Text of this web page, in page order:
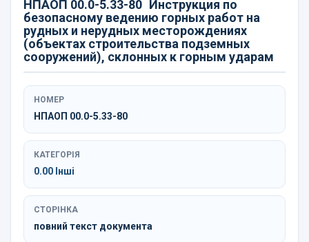
НПАОП 00.0-5.33-80 Инструкция по
безопасному ведению горных работ на
рудных и нерудных месторождениях
(объектах строительства подземных
сооружений), склонных к горным ударам
НОМЕР
НПАОП 00.0-5.33-80
КАТЕГОРІЯ
0.00 Інші
СТОРІНКА
повний текст документа